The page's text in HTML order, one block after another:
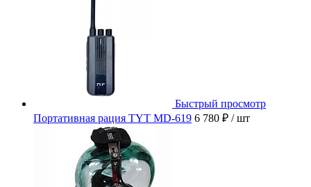
Быстрый просмотр
Портативная рация TYT MD-619 6 780 ₽ / шт